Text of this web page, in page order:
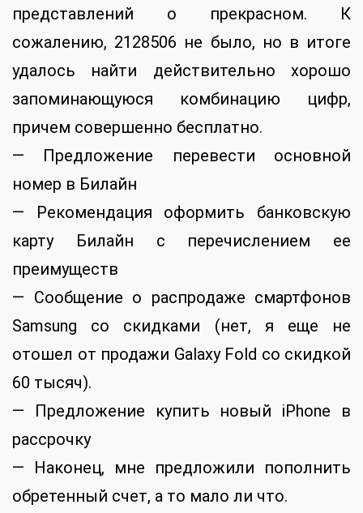
представлений о прекрасном. К
сожалению, 2128506 не было, но в итоге
удалось найти действительно хорошо
запоминающуюся комбинацию цифр,
причем совершенно бесплатно.
— Предложение перевести основной
номер в Билайн
— Рекомендация оформить банковскую
карту Билайн с перечислением ее
преимуществ
— Сообщение о распродаже смартфонов
Samsung со скидками (нет, я еще не
отошел от продажи Galaxy Fold со скидкой
60 тысяч).
— Предложение купить новый iPhone в
рассрочку
— Наконец, мне предложили пополнить
обретенный счет, а то мало ли что.